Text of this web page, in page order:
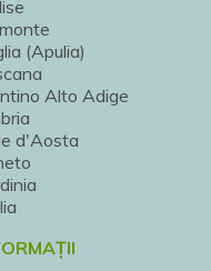
(Apulia)
Alto Adige
d'Aosta